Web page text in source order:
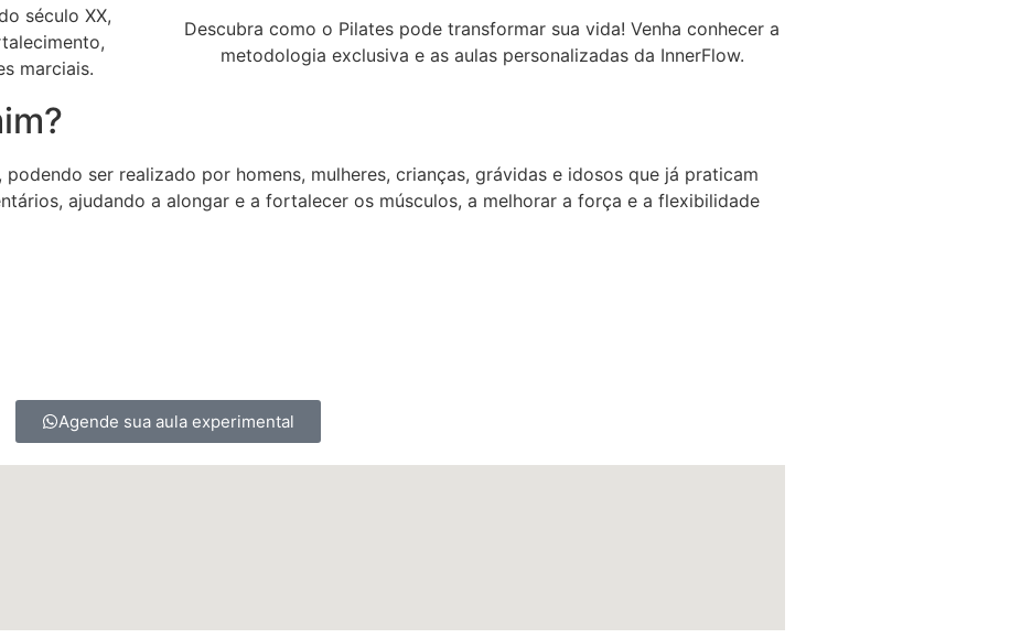
século XX,
marciais.
Descubra como o Pilates pode transformar sua vida! Venha conhecer a
metodologia exclusiva e as aulas personalizadas da InnerFlow.
ser realizado por homens, mulheres, crianças, grávidas e idosos que já praticam
ajudando a alongar e a fortalecer os músculos, a melhorar a força e a flexibilidade
Agende sua aula experimental